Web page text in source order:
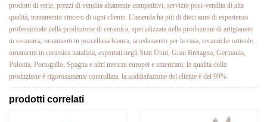
prodotti di serie, prezzi di vendita altamente competitivi, servizio post-vendita di alta
qualità, trattamento sincero di ogni cliente. L'azienda ha più di dieci anni di esperienza
professionale nella produzione di ceramica, specializzata nella produzione di artigianato
in ceramica, ornamenti in porcellana bianca, arredamento per la casa, ceramiche orticole,
ornamenti in ceramica natalizia, esportati negli Stati Uniti, Gran Bretagna, Germania,
Polonia, Portogallo, Spagna e altri mercati europei e americani, la qualità della
produzione è rigorosamente controllata, la soddisfazione del cliente è del 99%
prodotti correlati